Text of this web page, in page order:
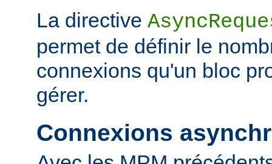
La directive
permet de définir le
connexions qu'un bloc
gérer.
Connexions